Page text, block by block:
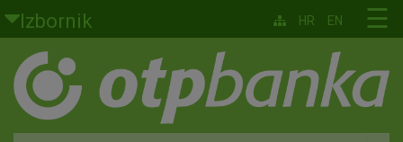
Skoči na glavni sadržaj
Izbornik
Građani
Privatno bankarstvo
☰
HR EN